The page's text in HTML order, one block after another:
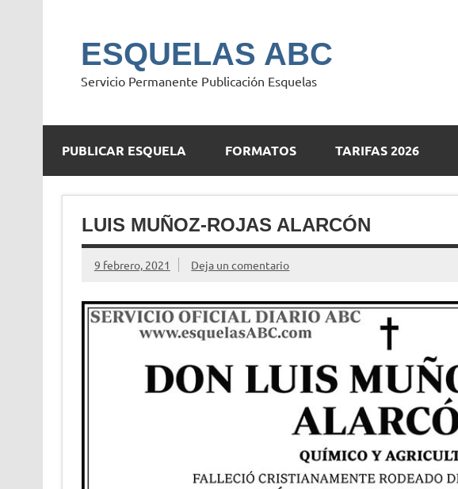
ESQUELAS ABC
Servicio Permanente Publicación Esquelas
PUBLICAR ESQUELA FORMATOS TARIFAS 2026
LUIS MUÑOZ-ROJAS ALARCÓN
9 febrero, 2021 Deja un comentario